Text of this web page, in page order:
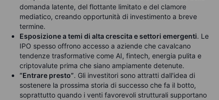
domanda latente, del flottante limitato e del clamore
mediatico, creando opportunità di investimento a breve
termine.
Esposizione a temi di alta crescita e settori emergenti. Le
IPO spesso offrono accesso a aziende che cavalcano
tendenze trasformative come AI, fintech, energia pulita e
criptovalute prima che siano ampiamente detenute.
“Entrare presto”. Gli investitori sono attratti dall'idea di
sostenere la prossima storia di successo che fa il botto,
soprattutto quando i venti favorevoli strutturali supportano